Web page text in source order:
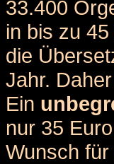
33.400
in bis zu
die
Jahr.
Ein
nur 35
Wunsch